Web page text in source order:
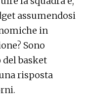
assumendosi
in
Sono
basket
risposta